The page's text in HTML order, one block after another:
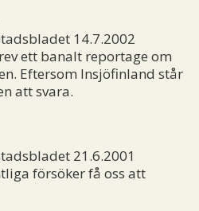
14.7.2002
ett banalt reportage om
Eftersom Insjöfinland står
att svara.
21.6.2001
försöker få oss att